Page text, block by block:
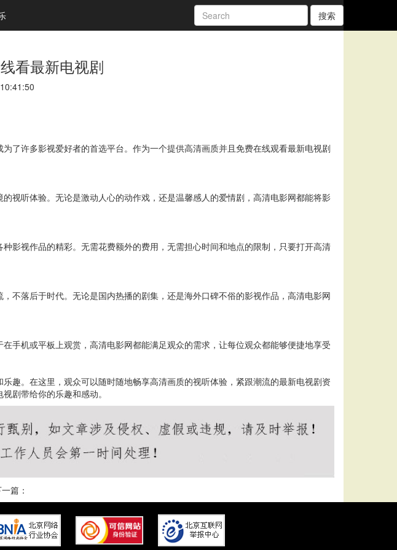
搜索
看最新电视剧
了许多影视爱好者的首选平台。作为一个提供高清画质并且免费在线观看最新电视剧
视听体验。无论是激动人心的动作戏，还是温馨感人的爱情剧，高清电影网都能将影
影视作品的精彩。无需花费额外的费用，无需担心时间和地点的限制，只要打开高清
不落后于时代。无论是国内热播的剧集，还是海外口碑不俗的影视作品，高清电影网
手机或平板上观赏，高清电影网都能满足观众的需求，让每位观众都能够便捷地享受
趣。在这里，观众可以随时随地畅享高清画质的视听体验，紧跟潮流的最新电视剧资
剧带给你的乐趣和感动。
篇：